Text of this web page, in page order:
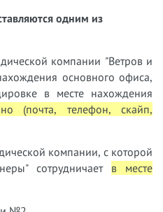
одним из
компании "Ветров и
основного офиса,
в месте нахождения
(почта, телефон, скайп,
компании, с которой
сотрудничает в месте